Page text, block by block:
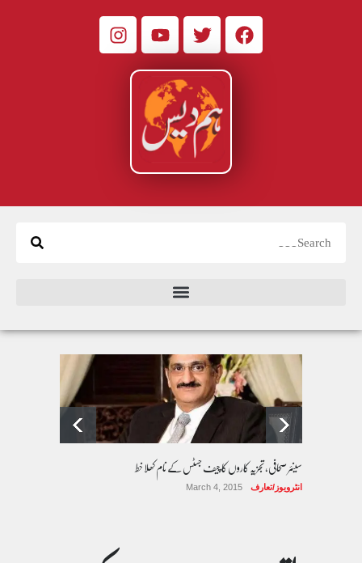
سینئر صحافی، تجزیہ کاروں کا چیف جسٹس کے نام کھلا خط
انٹرویوز/تعارف March 4, 2015